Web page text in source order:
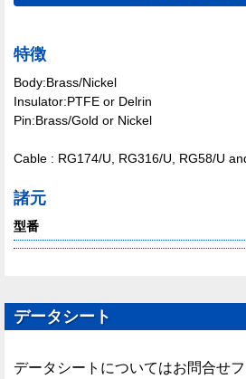
特徴
Body:Brass/Nickel
Insulator:PTFE or Delrin
Pin:Brass/Gold or Nickel
Cable : RG174/U, RG316/U, RG58/U
諸元
型番
データシート
データシートについてはお問合せ